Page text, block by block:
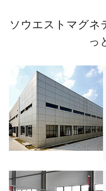
ソウエストマグネ
っ